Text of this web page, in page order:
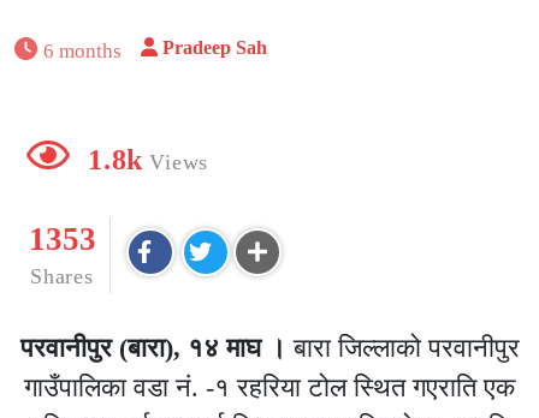
6 months Pradeep Sah
1.8k Views
1353
Shares
परवानीपुर (बारा), १४ माघ । बारा जिल्लाको परवानीपुर
गाउँपालिका वडा नं. -१ रहरिया टोल स्थित गएराति एक